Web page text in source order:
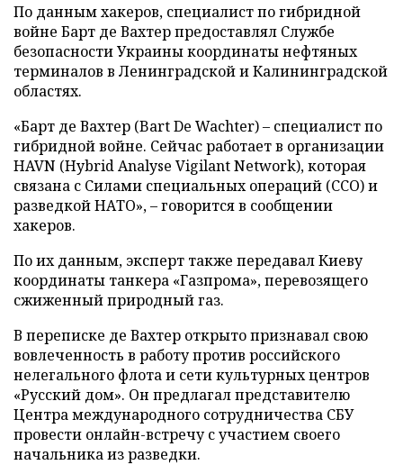
По данным хакеров, специалист по гибридной
войне Барт де Вахтер предоставлял Службе
безопасности Украины координаты нефтяных
терминалов в Ленинградской и Калининградской
областях.
«Барт де Вахтер (Bart De Wachter) – специалист по
гибридной войне. Сейчас работает в организации
HAVN (Hybrid Analyse Vigilant Network), которая
связана с Силами специальных операций (ССО) и
разведкой НАТО», – говорится в сообщении
хакеров.
По их данным, эксперт также передавал Киеву
координаты танкера «Газпрома», перевозящего
сжиженный природный газ.
В переписке де Вахтер открыто признавал свою
вовлеченность в работу против российского
нелегального флота и сети культурных центров
«Русский дом». Он предлагал представителю
Центра международного сотрудничества СБУ
провести онлайн-встречу с участием своего
начальника из разведки.